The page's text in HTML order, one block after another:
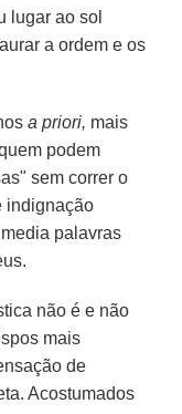
lugar ao sol
a ordem e os
a priori, mais
podem
sem correr o
indignação
palavras
não é e não
mais
de
Acostumados